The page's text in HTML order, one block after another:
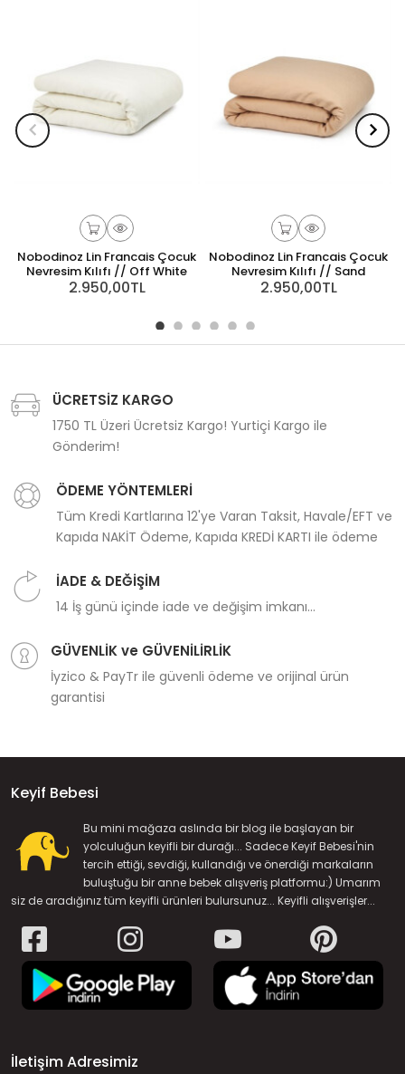
Nobodinoz Lin Francais Çocuk
Nevresim Kılıfı // Off White
2.950,00TL
Nobodinoz Lin Francais Çocuk
Nevresim Kılıfı // Sand
2.950,00TL
ÜCRETSİZ KARGO
1750 TL Üzeri Ücretsiz Kargo! Yurtiçi Kargo ile
Gönderim!
ÖDEME YÖNTEMLERİ
Tüm Kredi Kartlarına 12'ye Varan Taksit, Havale/EFT ve
Kapıda NAKİT Ödeme, Kapıda KREDİ KARTI ile ödeme
İADE & DEĞİŞİM
14 İş günü içinde iade ve değişim imkanı...
GÜVENLİK ve GÜVENİLİRLİK
İyzico & PayTr ile güvenli ödeme ve orijinal ürün
garantisi
Keyif Bebesi
Bu mini mağaza aslında bir blog ile başlayan bir
yolculuğun keyifli bir durağı... Sadece Keyif Bebesi'nin
tercih ettiği, sevdiği, kullandığı ve önerdiği markaların
buluştuğu bir anne bebek alışveriş platformu:) Umarım
siz de aradığınız tüm keyifli ürünleri bulursunuz... Keyifli alışverişler...
İletişim Adresimiz